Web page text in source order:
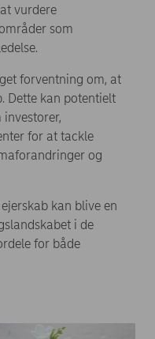
vurdere
som
forventning om, at
Dette kan potentielt
for at tackle
og
kan blive en
i de
for både